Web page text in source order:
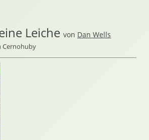
Leiche von Dan Wells
Cernohuby